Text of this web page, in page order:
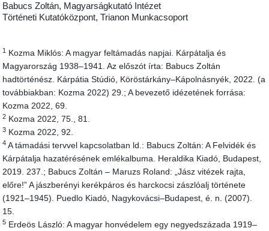
Babucs Zoltán, Magyarságkutató Intézet
Történeti Kutatóközpont, Trianon Munkacsoport
1 Kozma Miklós: A magyar feltámadás napjai. Kárpátalja és
Magyarország 1938–1941. Az előszót írta: Babucs Zoltán
hadtörténész. Kárpátia Stúdió, Köröstárkány–Kápolnásnyék, 2022. (a
továbbiakban: Kozma 2022) 29.; A bevezető idézetének forrása:
Kozma 2022, 69.
2 Kozma 2022, 75., 81.
3 Kozma 2022, 92.
4 A támadási tervvel kapcsolatban ld.: Babucs Zoltán: A Felvidék és
Kárpátalja hazatérésének emlékalbuma. Heraldika Kiadó, Budapest,
2019. 237.; Babucs Zoltán – Maruzs Roland: „Jász vitézek rajta,
előre!” A jászberényi kerékpáros és harckocsi zászlóalj története
(1921–1945). Puedlo Kiadó, Nagykovácsi–Budapest, é. n. (2007).
15.
5 Erdeös László: A magyar honvédelem egy negyedszázada 1919–